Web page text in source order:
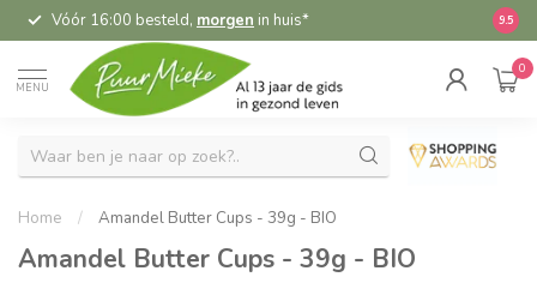
Vóór 16:00 besteld, morgen in huis* 9.5
MENU
0
Home / Amandel Butter Cups - 39g - BIO
Amandel Butter Cups - 39g - BIO